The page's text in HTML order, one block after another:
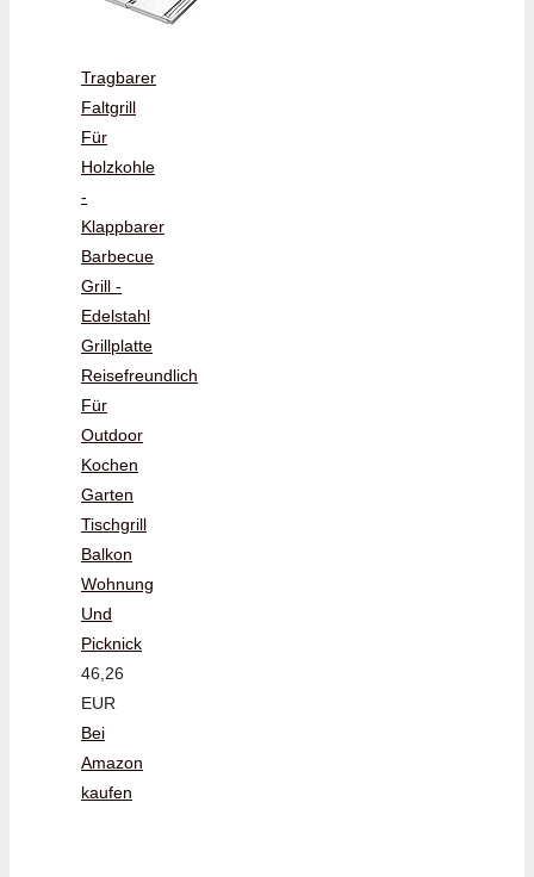
Tragbarer
Faltgrill
Für
Holzkohle
-
Klappbarer
Barbecue
Grill -
Edelstahl
Grillplatte
Reisefreundlich
Für
Outdoor
Kochen
Garten
Tischgrill
Balkon
Wohnung
Und
Picknick
46,26
EUR
Bei
Amazon
kaufen